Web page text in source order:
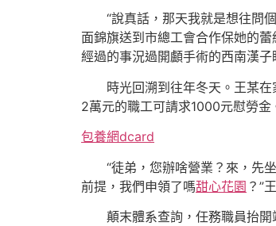
“說真話，那天我就是想往問
面錦旗送到市總工會合作保她的
經過的事況過開顱手術的西南漢子
時光回溯到往年冬天。王某
2萬元的職工可請求1000元慰勞金
包養網dcard
“徒弟，您辦啥營業？來，先
前提，我們申領了嗎甜心花園 ？”
顛末體系查詢，任務職員抬